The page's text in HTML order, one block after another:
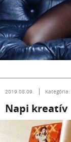
2019.08.09. Kategória:
Napi kreatív